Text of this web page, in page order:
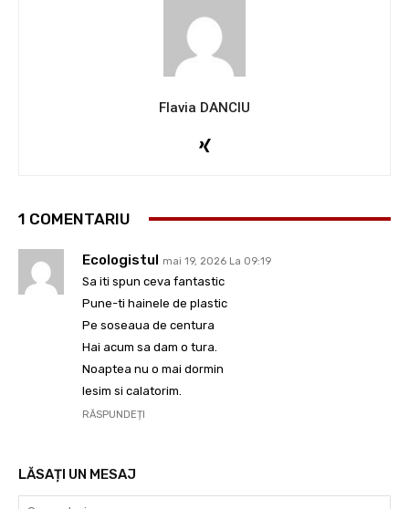
Flavia DANCIU
1 COMENTARIU
Ecologistul mai 19, 2026 La 09:19
Sa iti spun ceva fantastic
Pune-ti hainele de plastic
Pe soseaua de centura
Hai acum sa dam o tura.
Noaptea nu o mai dormin
Iesim si calatorim.
RĂSPUNDEȚI
LĂSAȚI UN MESAJ